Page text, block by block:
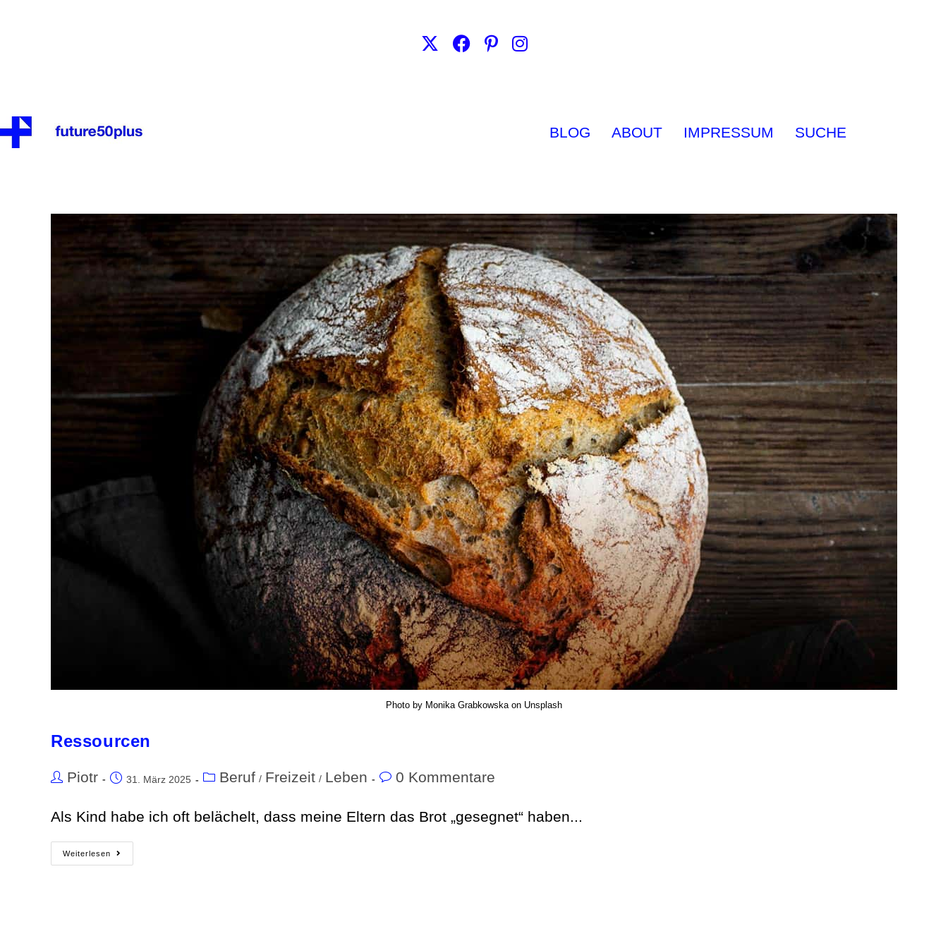
BLOG ABOUT IMPRESSUM SUCHE
Photo by Monika Grabkowska on Unsplash
Ressourcen
Piotr 31. März 2025 Beruf / Freizeit / Leben 0 Kommentare
Als Kind habe ich oft belächelt, dass meine Eltern das Brot „gesegnet“ haben...
Weiterlesen